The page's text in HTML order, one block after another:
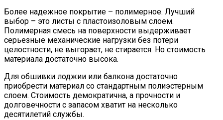
Более надежное покрытие – полимерное. Лучший
выбор – это листы с пластоизоловым слоем.
Полимерная смесь на поверхности выдерживает
серьезные механические нагрузки без потери
целостности, не выгорает, не стирается. Но стоимость
материала достаточно высока.
Для обшивки лоджии или балкона достаточно
приобрести материал со стандартным полиэстерным
слоем. Стоимость демократична, а прочности и
долговечности с запасом хватит на несколько
десятилетий службы.